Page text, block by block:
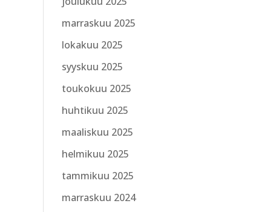
marraskuu 2025
lokakuu 2025
syyskuu 2025
toukokuu 2025
huhtikuu 2025
maaliskuu 2025
helmikuu 2025
tammikuu 2025
marraskuu 2024